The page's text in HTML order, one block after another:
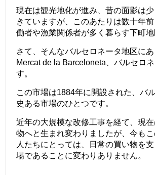
現在は観光地化が進み、昔の面影は
きていますが、このあたりは数十年
働者や漁業関係者が多く暮らす下町地
さて、そんなバルセロネータ地区にあ
Mercat de la Barceloneta、バルセロ
す。
この市場は1884年に開設された、バ
史ある市場のひとつです。
近年の大規模な改修工事を経て、現
物へと生まれ変わりましたが、今も
人たちにとっては、日常の買い物を
場であることに変わりありません。